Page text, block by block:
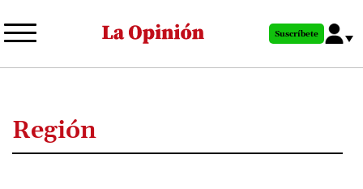
al
principal
Suscríbete
Región